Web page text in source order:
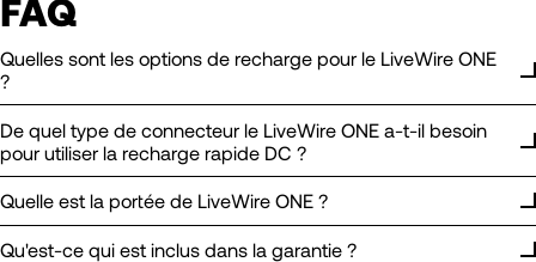
FAQ
Quelles sont les options de recharge pour le LiveWire ONE
?
De quel type de connecteur le LiveWire ONE a-t-il besoin
pour utiliser la recharge rapide DC ?
Quelle est la portée de LiveWire ONE ?
Qu'est-ce qui est inclus dans la garantie ?